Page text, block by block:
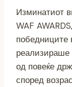
Изминатиот
WAF
победниците
реализираше
од повеќе
според